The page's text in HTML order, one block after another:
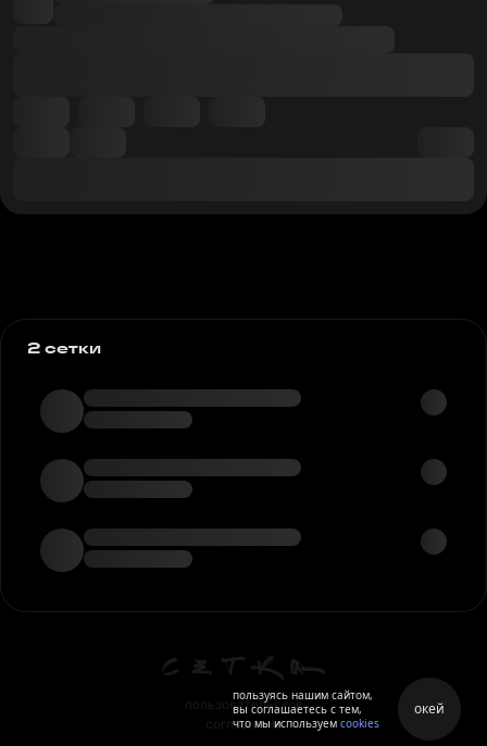
2 сетки
пользовательское
соглашение
пользуясь нашим сайтом,
вы соглашаетесь с тем,
что мы используем cookies
окей